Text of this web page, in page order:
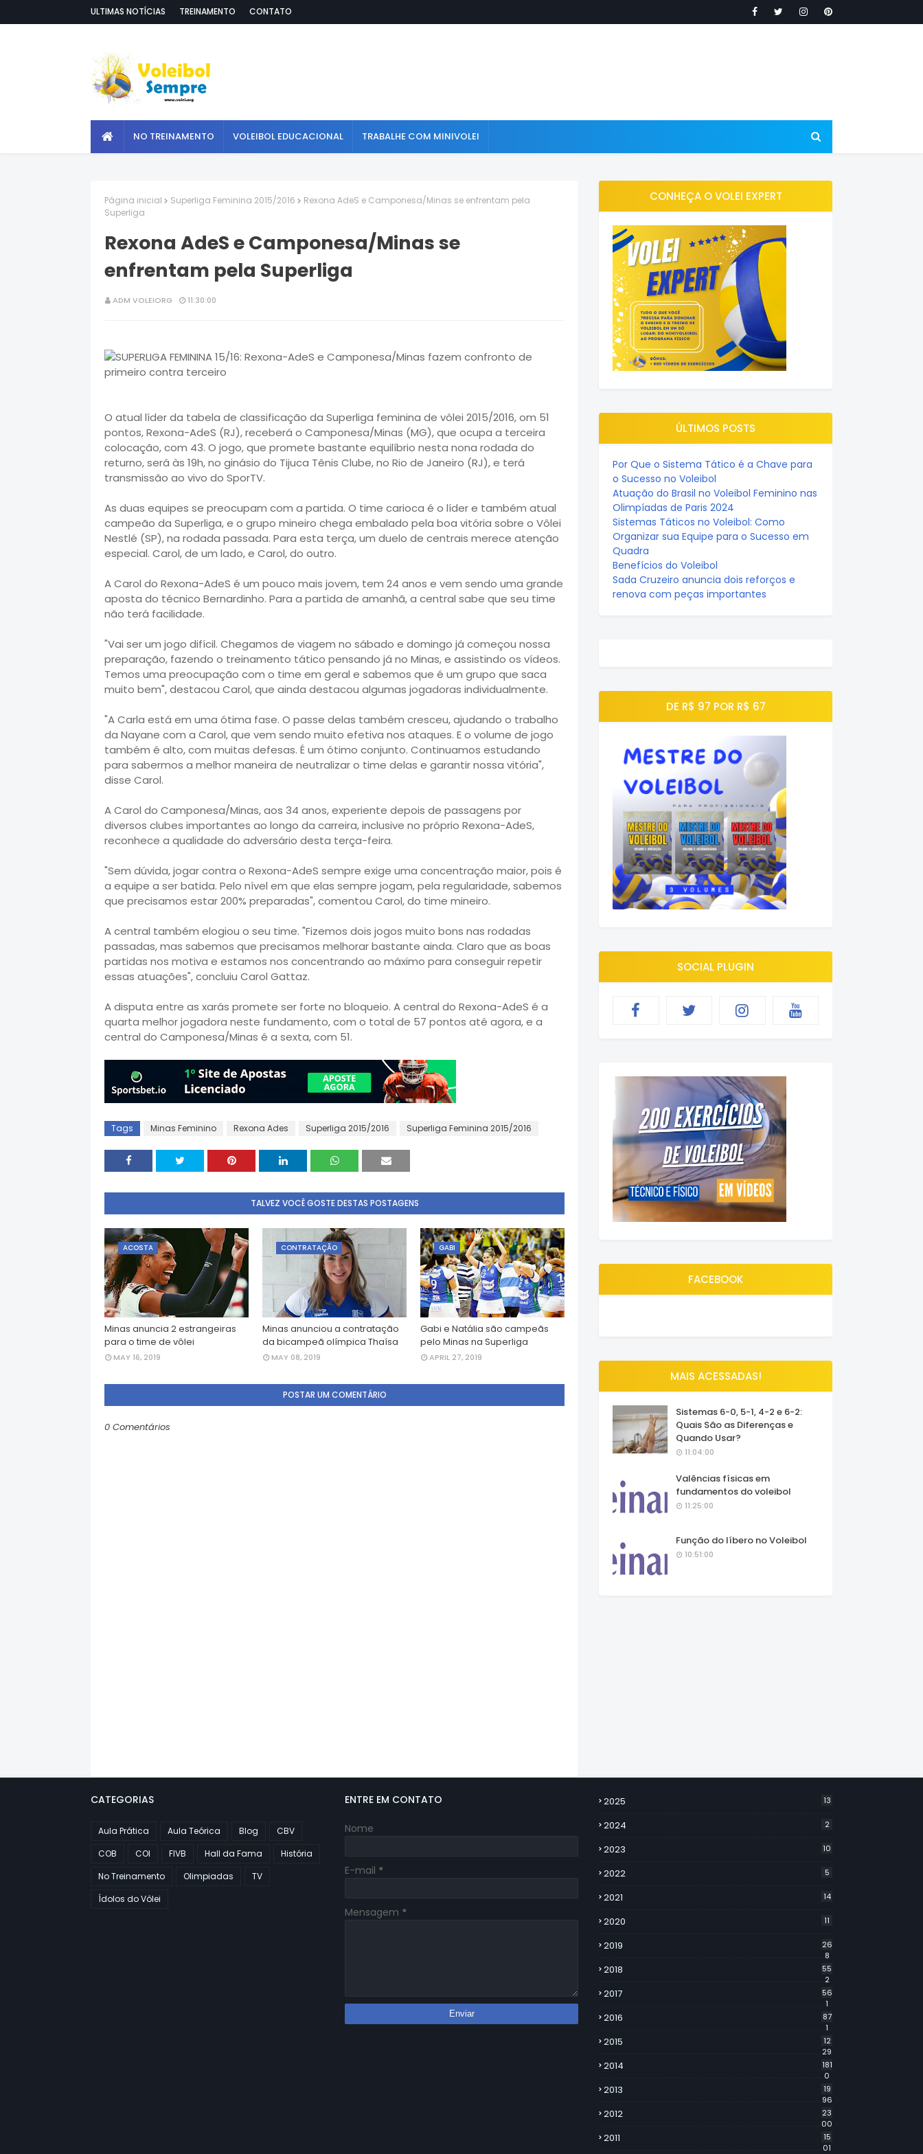
ULTIMAS NOTÍCIAS TREINAMENTO CONTATO
NO TREINAMENTO VOLEIBOL EDUCACIONAL TRABALHE COM MINIVOLEI
Página inicial Superliga Feminina 2015/2016
Rexona AdeS e Camponesa/Minas se enfrentam pela
Superliga
Rexona AdeS e Camponesa/Minas se
enfrentam pela Superliga
ADM VOLEIORG 11:30:00
O atual líder da tabela de classificação da Superliga feminina de vôlei 2015/2016, om 51
pontos, Rexona-AdeS (RJ), receberá o Camponesa/Minas (MG), que ocupa a terceira
colocação, com 43. O jogo, que promete bastante equilíbrio nesta nona rodada do
returno, será às 19h, no ginásio do Tijuca Tênis Clube, no Rio de Janeiro (RJ), e terá
transmissão ao vivo do SporTV.
As duas equipes se preocupam com a partida. O time carioca é o líder e também atual
campeão da Superliga, e o grupo mineiro chega embalado pela boa vitória sobre o Vôlei
Nestlé (SP), na rodada passada. Para esta terça, um duelo de centrais merece atenção
especial. Carol, de um lado, e Carol, do outro.
A Carol do Rexona-AdeS é um pouco mais jovem, tem 24 anos e vem sendo uma grande
aposta do técnico Bernardinho. Para a partida de amanhã, a central sabe que seu time
não terá facilidade.
"Vai ser um jogo difícil. Chegamos de viagem no sábado e domingo já começou nossa
preparação, fazendo o treinamento tático pensando já no Minas, e assistindo os vídeos.
Temos uma preocupação com o time em geral e sabemos que é um grupo que saca
muito bem", destacou Carol, que ainda destacou algumas jogadoras individualmente.
"A Carla está em uma ótima fase. O passe delas também cresceu, ajudando o trabalho
da Nayane com a Carol, que vem sendo muito efetiva nos ataques. E o volume de jogo
também é alto, com muitas defesas. É um ótimo conjunto. Continuamos estudando
para sabermos a melhor maneira de neutralizar o time delas e garantir nossa vitória",
disse Carol.
A Carol do Camponesa/Minas, aos 34 anos, experiente depois de passagens por
diversos clubes importantes ao longo da carreira, inclusive no próprio Rexona-AdeS,
reconhece a qualidade do adversário desta terça-feira.
"Sem dúvida, jogar contra o Rexona-AdeS sempre exige uma concentração maior, pois é
a equipe a ser batida. Pelo nível em que elas sempre jogam, pela regularidade, sabemos
que precisamos estar 200% preparadas", comentou Carol, do time mineiro.
A central também elogiou o seu time. "Fizemos dois jogos muito bons nas rodadas
passadas, mas sabemos que precisamos melhorar bastante ainda. Claro que as boas
partidas nos motiva e estamos nos concentrando ao máximo para conseguir repetir
essas atuações", concluiu Carol Gattaz.
A disputa entre as xarás promete ser forte no bloqueio. A central do Rexona-AdeS é a
quarta melhor jogadora neste fundamento, com o total de 57 pontos até agora, e a
central do Camponesa/Minas é a sexta, com 51.
Tags Minas Feminino Rexona Ades Superliga 2015/2016 Superliga Feminina 2015/2016
TALVEZ VOCÊ GOSTE DESTAS POSTAGENS
ACOSTA
Minas anuncia 2 estrangeiras
para o time de vôlei
MAY 16, 2019
CONTRATAÇÃO
Minas anunciou a contratação
da bicampeã olímpica Thaísa
MAY 08, 2019
GABI
Gabi e Natália são campeãs
pelo Minas na Superliga
APRIL 27, 2019
POSTAR UM COMENTÁRIO
0 Comentários
CONHEÇA O VOLEI EXPERT
ÚLTIMOS POSTS
Por Que o Sistema Tático é a Chave para
o Sucesso no Voleibol
Atuação do Brasil no Voleibol Feminino nas
Olimpíadas de Paris 2024
Sistemas Táticos no Voleibol: Como
Organizar sua Equipe para o Sucesso em
Quadra
Benefícios do Voleibol
Sada Cruzeiro anuncia dois reforços e
renova com peças importantes
DE R$ 97 POR R$ 67
SOCIAL PLUGIN
FACEBOOK
MAIS ACESSADAS!
Sistemas 6-0, 5-1, 4-2 e 6-2:
Quais São as Diferenças e
Quando Usar?
11:04:00
Valências físicas em
fundamentos do voleibol
11:25:00
Função do líbero no Voleibol
10:51:00
CATEGORIAS
Aula Prática Aula Teórica Blog
CBV
COB
COI FIVB Hall da Fama
História
No Treinamento
Olimpiadas
TV
Ídolos do Vôlei
ENTRE EM CONTATO
Nome
E-mail *
Mensagem *
2025 13
2024 2
2023 10
2022 5
2021 14
2020 11
2019
26
8
2018
55
2
2017
56
1
2016
87
1
2015
12
29
2014
181
0
2013
19
96
2012
23
00
2011
15
01